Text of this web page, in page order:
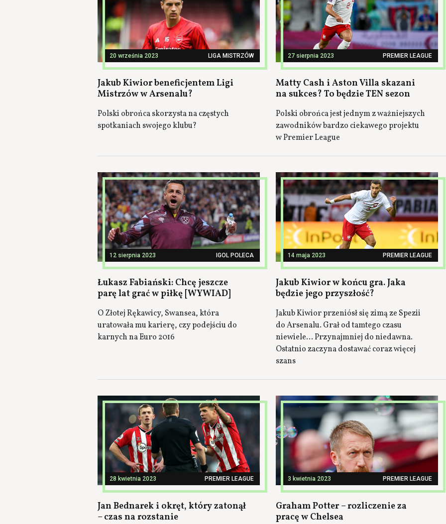
20 września 2023 LIGA MISTRZÓW
Jakub Kiwior beneficjentem Ligi
Mistrzów w Arsenalu?
Polski obrońca skorzysta na częstych
spotkaniach swojego klubu?
27 sierpnia 2023 PREMIER LEAGUE
Matty Cash i Aston Villa skazani
na sukces? To będzie TEN sezon
Polski obrońca jest jednym z ważniejszych
zawodników bardzo ciekawego projektu
w Premier League
12 sierpnia 2023 IGOL POLECA
Łukasz Fabiański: Chcę jeszcze
parę lat grać w piłkę [WYWIAD]
O Złotej Rękawicy, Swansea, która
uratowała mu karierę, czy podejściu do
karnych na Euro 2016
14 maja 2023 PREMIER LEAGUE
Jakub Kiwior w końcu gra. Jaka
będzie jego przyszłość?
Jakub Kiwior przeniósł się zimą ze Spezii
do Arsenalu. Grał od tamtego czasu
niewiele... Przynajmniej do niedawna.
Ostatnio zaczyna dostawać coraz więcej
szans
28 kwietnia 2023 PREMIER LEAGUE
Jan Bednarek i okręt, który zatonął
– czas na rozstanie
3 kwietnia 2023 PREMIER LEAGUE
Graham Potter – rozliczenie za
pracę w Chelsea